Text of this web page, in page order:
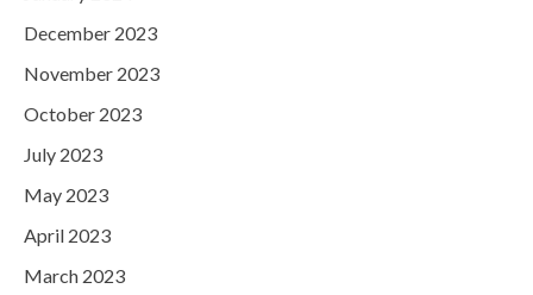
December 2023
November 2023
October 2023
July 2023
May 2023
April 2023
March 2023